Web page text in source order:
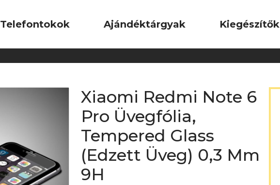
Telefontokok Ajándéktárgyak Kiegészítők
Xiaomi Redmi Note 6
Pro Üvegfólia,
Tempered Glass
(Edzett Üveg) 0,3 Mm
9H